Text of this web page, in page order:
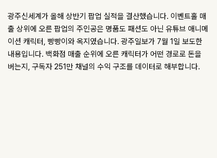
광주신세계가 올해 상반기 팝업 실적을 결산했습니다. 이벤트홀 매
출 상위에 오른 팝업의 주인공은 명품도 패션도 아닌 유튜브 애니메
이션 캐릭터, 빵빵이와 옥지였습니다. 광주일보가 7월 1일 보도한
내용입니다. 백화점 매출 순위에 오른 캐릭터가 어떤 경로로 돈을
버는지, 구독자 251만 채널의 수익 구조를 데이터로 해부합니다.